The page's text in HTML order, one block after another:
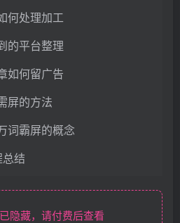
何处理加工
的平台整理
如何留广告
屏的方法
词霸屏的概念
结
隐藏，请付费后查看